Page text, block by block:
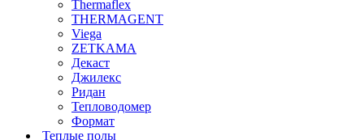
Thermaflex
THERMAGENT
Viega
ZETKAMA
Декаст
Джилекс
Ридан
Тепловодомер
Формат
Теплые полы